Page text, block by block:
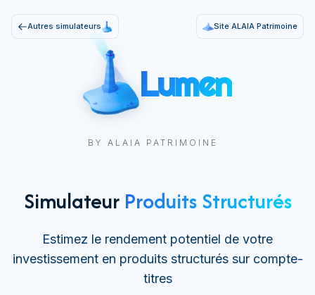
Autres simulateurs Site ALAIA Patrimoine
Lumen
BY ALAIA PATRIMOINE
Simulateur Produits Structurés
Estimez le rendement potentiel de votre
investissement en produits structurés sur compte-
titres